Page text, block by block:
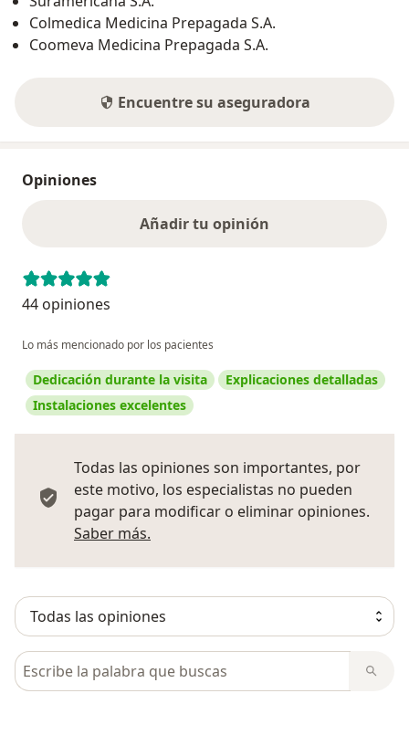
Colmedica Medicina Prepagada S.A.
Coomeva Medicina Prepagada S.A.
Encuentre su aseguradora
Opiniones
Añadir tu opinión
44 opiniones
Lo más mencionado por los pacientes
Dedicación durante la visita
Explicaciones detalladas
Instalaciones excelentes
Todas las opiniones son importantes, por
este motivo, los especialistas no pueden
pagar para modificar o eliminar opiniones.
Saber más.
Busca en opiniones